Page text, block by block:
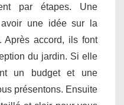
par étapes. Une
une idée sur la
Après accord, ils font
du jardin. Si elle
un budget et une
présentons. Ensuite